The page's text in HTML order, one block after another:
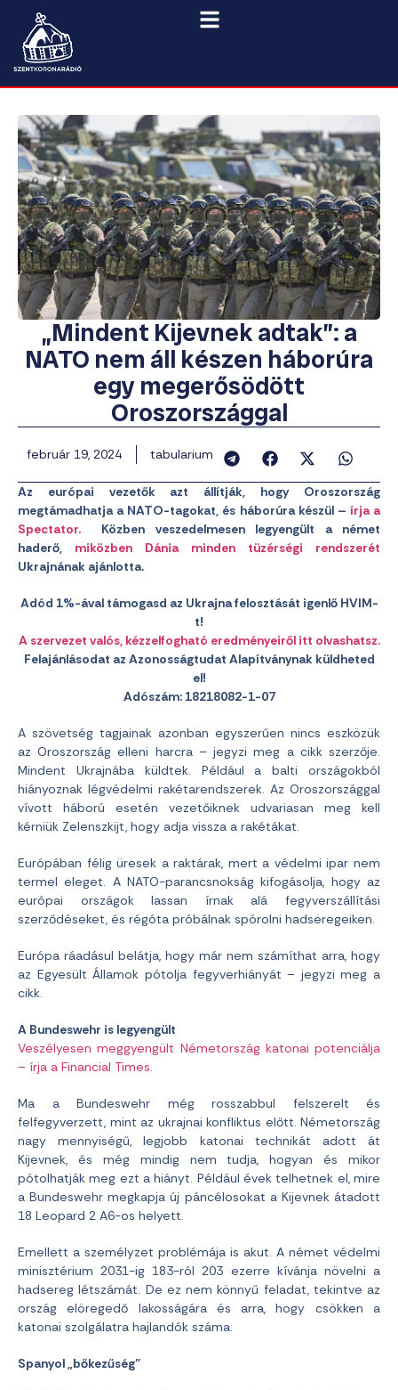
„Mindent Kijevnek adtak”: a
NATO nem áll készen háborúra
egy megerősödött
Oroszországgal
február 19, 2024 tabularium
Az európai vezetők azt állítják, hogy Oroszország
megtámadhatja a NATO-tagokat, és háborúra készül – írja a
Spectator.
Közben veszedelmesen legyengült a német
haderő, miközben Dánia minden tüzérségi rendszerét
Ukrajnának ajánlotta.
Adód 1%-ával támogasd az Ukrajna felosztását igenlő HVIM-
t!
A szervezet valós, kézzelfogható eredményeiről itt olvashatsz.
Felajánlásodat az Azonosságtudat Alapítványnak küldheted
el!
Adószám: 18218082-1-07
A szövetség tagjainak azonban egyszerűen nincs eszközük
az Oroszország elleni harcra – jegyzi meg a cikk szerzője.
Mindent Ukrajnába küldtek. Például a balti országokból
hiányoznak légvédelmi rakétarendszerek. Az Oroszországgal
vívott háború esetén vezetőiknek udvariasan meg kell
kérniük Zelenszkijt, hogy adja vissza a rakétákat.
Európában félig üresek a raktárak, mert a védelmi ipar nem
termel eleget. A NATO-parancsnokság kifogásolja, hogy az
európai országok lassan írnak alá fegyverszállítási
szerződéseket, és régóta próbálnak spórolni hadseregeiken.
Európa ráadásul belátja, hogy már nem számíthat arra, hogy
az Egyesült Államok pótolja fegyverhiányát – jegyzi meg a
cikk.
A Bundeswehr is legyengült
Veszélyesen meggyengült Németország katonai potenciálja
– írja a Financial Times.
Ma a Bundeswehr még rosszabbul felszerelt és
felfegyverzett, mint az ukrajnai konfliktus előtt. Németország
nagy mennyiségű, legjobb katonai technikát adott át
Kijevnek, és még mindig nem tudja, hogyan és mikor
pótolhatják meg ezt a hiányt. Például évek telhetnek el, mire
a Bundeswehr megkapja új páncélosokat a Kijevnek átadott
18 Leopard 2 A6-os helyett.
Emellett a személyzet problémája is akut. A német védelmi
minisztérium 2031-ig 183-ról 203 ezerre kívánja növelni a
hadsereg létszámát. De ez nem könnyű feladat, tekintve az
ország elöregedő lakosságára és arra, hogy csökken a
katonai szolgálatra hajlandók száma.
Spanyol „bőkezűség”